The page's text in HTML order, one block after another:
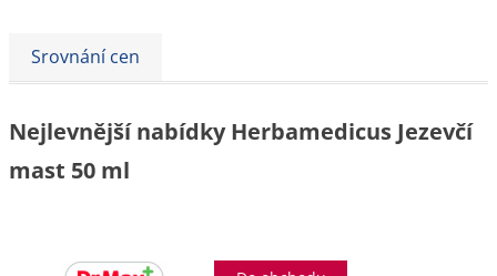
Srovnání cen
Nejlevnější nabídky Herbamedicus Jezevčí
mast 50 ml